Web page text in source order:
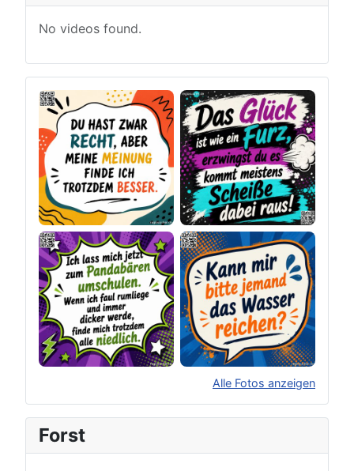
No videos found.
Alle Fotos anzeigen
Original herunterladen
Forst